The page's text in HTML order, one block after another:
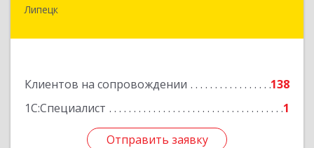
Липецк
Клиентов на сопровождении
138
1С:Специалист
1
Отправить заявку
398008, Липецкая обл, Липецк г, 50 лет НЛМК
Отправить заявку